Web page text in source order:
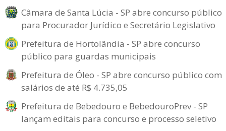
Câmara de Santa Lúcia - SP abre concurso público
para Procurador Jurídico e Secretário Legislativo
Prefeitura de Hortolândia - SP abre concurso
público para guardas municipais
Prefeitura de Óleo - SP abre concurso público com
salários de até R$ 4.735,05
Prefeitura de Bebedouro e BebedouroPrev - SP
lançam editais para concurso e processo seletivo